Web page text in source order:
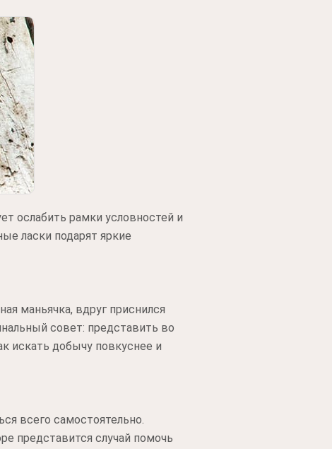
ослабить рамки условностей и
ласки подарят яркие
маньячка, вдруг приснился
совет: представить во
искать добычу повкуснее и
всего самостоятельно.
представится случай помочь